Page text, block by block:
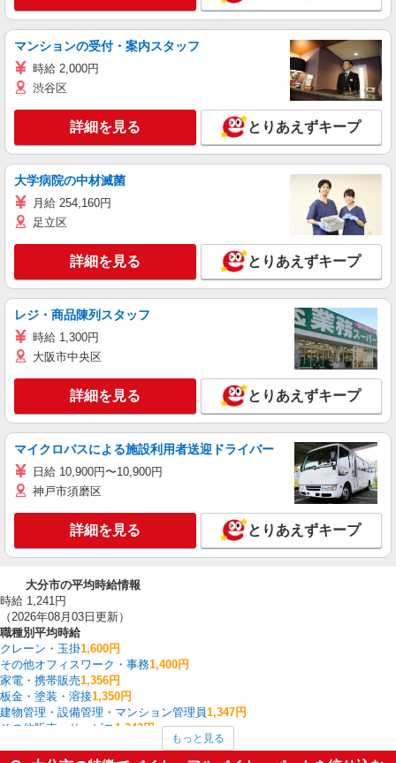
マンションの受付・案内スタッフ
時給 2,000円
渋谷区
詳細を見る とりあえずキープ
大学病院の中材滅菌
月給 254,160円
足立区
詳細を見る とりあえずキープ
レジ・商品陳列スタッフ
時給 1,300円
大阪市中央区
詳細を見る とりあえずキープ
マイクロバスによる施設利用者送迎ドライバー
日給 10,900円〜10,900円
神戸市須磨区
詳細を見る とりあえずキープ
大分市の平均時給情報
時給 1,241円
（2026年08月03日更新）
職種別平均時給
クレーン・玉掛1,600円
その他オフィスワーク・事務1,400円
家電・携帯販売1,356円
板金・塗装・溶接1,350円
建物管理・設備管理・マンション管理員1,347円
その他販売・サービス 1,343円
介護職・ヘルパー1,304円
もっと見る